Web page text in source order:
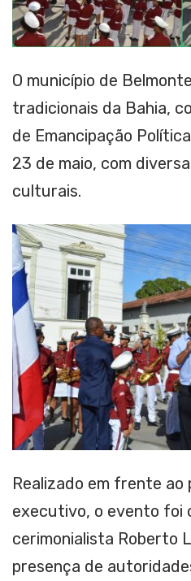
O município de
tradicionais da Bahia,
de Emancipação
23 de maio, com
culturais.
Realizado em frente ao
executivo, o evento foi
cerimonialista Roberto
presença de